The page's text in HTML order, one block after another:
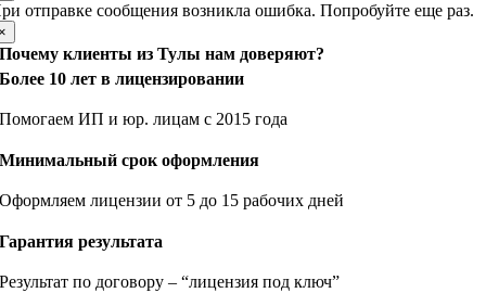
отправке сообщения возникла ошибка. Попробуйте еще раз.
Почему клиенты из Тулы нам доверяют?
Более 10 лет в лицензировании
Помогаем ИП и юр. лицам с 2015 года
Минимальный срок оформления
Оформляем лицензии от 5 до 15 рабочих дней
Гарантия результата
Результат по договору – “лицензия под ключ”